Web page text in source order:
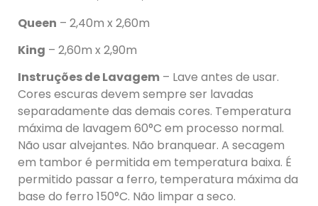
Queen – 2,40m x 2,60m
King – 2,60m x 2,90m
Instruções de Lavagem – Lave antes de usar.
Cores escuras devem sempre ser lavadas
separadamente das demais cores. Temperatura
máxima de lavagem 60°C em processo normal.
Não usar alvejantes. Não branquear. A secagem
em tambor é permitida em temperatura baixa. É
permitido passar a ferro, temperatura máxima da
base do ferro 150°C. Não limpar a seco.